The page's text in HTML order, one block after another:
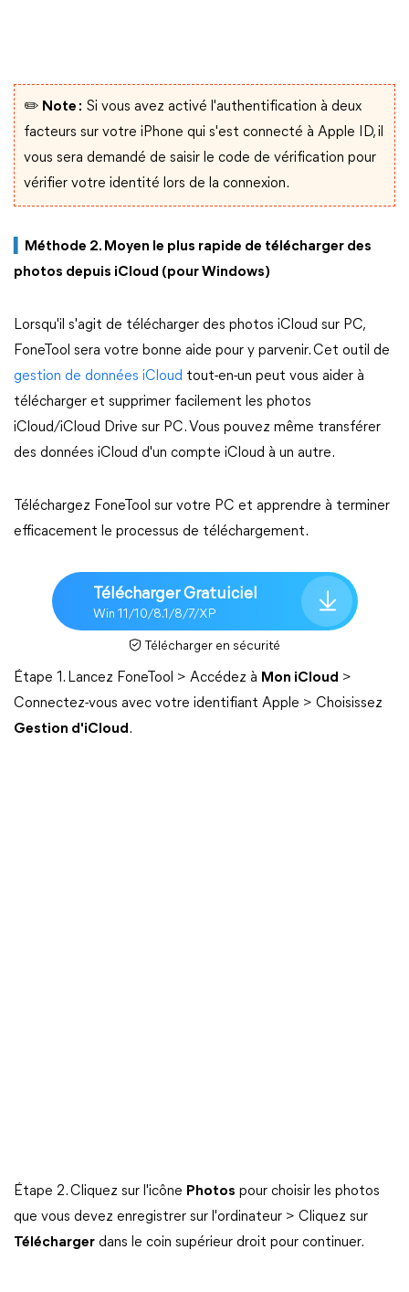
✏️ Note : Si vous avez activé l'authentification à deux
facteurs sur votre iPhone qui s'est connecté à Apple ID, il
vous sera demandé de saisir le code de vérification pour
vérifier votre identité lors de la connexion.
Méthode 2. Moyen le plus rapide de télécharger des
photos depuis iCloud (pour Windows)
Lorsqu'il s'agit de télécharger des photos iCloud sur PC,
FoneTool sera votre bonne aide pour y parvenir. Cet outil de
gestion de données iCloud tout-en-un peut vous aider à
télécharger et supprimer facilement les photos
iCloud/iCloud Drive sur PC. Vous pouvez même transférer
des données iCloud d'un compte iCloud à un autre.
Téléchargez FoneTool sur votre PC et apprendre à terminer
efficacement le processus de téléchargement.
Télécharger Gratuiciel
Win 11/10/8.1/8/7/XP
Télécharger en sécurité
Étape 1. Lancez FoneTool > Accédez à Mon iCloud >
Connectez-vous avec votre identifiant Apple > Choisissez
Gestion d'iCloud.
Étape 2. Cliquez sur l'icône Photos pour choisir les photos
que vous devez enregistrer sur l'ordinateur > Cliquez sur
Télécharger dans le coin supérieur droit pour continuer.